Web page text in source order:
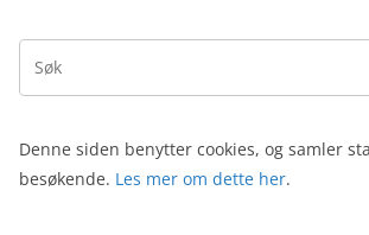
Denne siden benytter cookies, og samler
besøkende. Les mer om dette her.